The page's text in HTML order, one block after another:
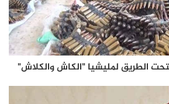
الطريق لمليشيا "الكاش والكلاش"